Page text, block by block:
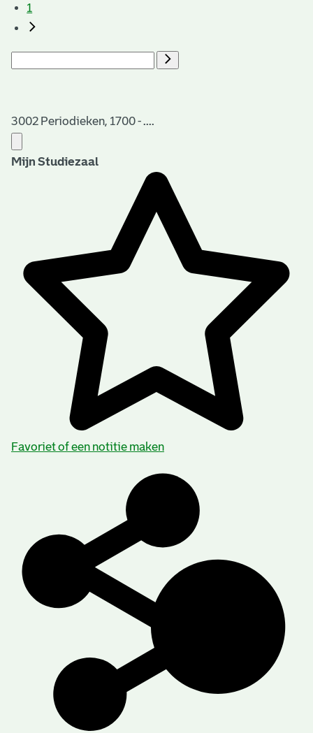
1
3002 Periodieken, 1700 - ....
Mijn Studiezaal
Favoriet of een notitie maken